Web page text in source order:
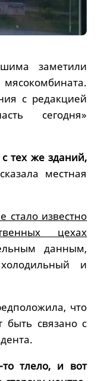
заметили
с редакцией
сегодня»
тех же зданий,
местная
стало известно
цехах
данным,
и
что
связано с
тлело, и вот